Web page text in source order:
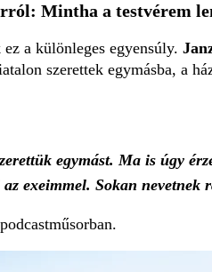
Mintha a testvérem
a különleges egyensúly.
szerettek egymásba, a
egymást. Ma is úgy
exeimmel. Sokan